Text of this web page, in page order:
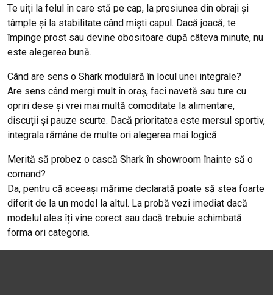
Te uiți la felul în care stă pe cap, la presiunea din obraji și
tâmple și la stabilitate când miști capul. Dacă joacă, te
împinge prost sau devine obositoare după câteva minute, nu
este alegerea bună.
Când are sens o Shark modulară în locul unei integrale?
Are sens când mergi mult în oraș, faci navetă sau ture cu
opriri dese și vrei mai multă comoditate la alimentare,
discuții și pauze scurte. Dacă prioritatea este mersul sportiv,
integrala rămâne de multe ori alegerea mai logică.
Merită să probez o cască Shark în showroom înainte să o
comand?
Da, pentru că aceeași mărime declarată poate să stea foarte
diferit de la un model la altul. La probă vezi imediat dacă
modelul ales îți vine corect sau dacă trebuie schimbată
forma ori categoria.